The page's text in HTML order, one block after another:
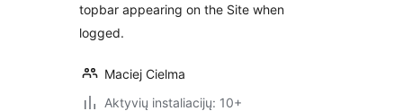
topbar appearing on the Site when
logged.
Maciej Cielma
Aktyvių instaliacijų: 10+